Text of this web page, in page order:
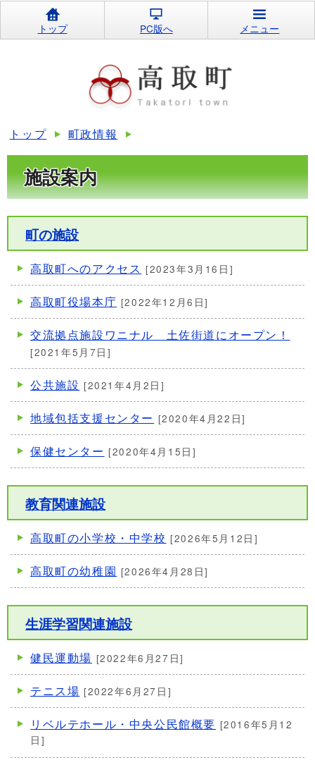
トップ PC版へ メニュー
トップ 町政情報
施設案内
町の施設
高取町へのアクセス [2023年3月16日]
高取町役場本庁 [2022年12月6日]
交流拠点施設ワニナル 土佐街道にオープン！
[2021年5月7日]
公共施設 [2021年4月2日]
地域包括支援センター [2020年4月22日]
保健センター [2020年4月15日]
教育関連施設
高取町の小学校・中学校 [2026年5月12日]
高取町の幼稚園 [2026年4月28日]
生涯学習関連施設
健民運動場 [2022年6月27日]
テニス場 [2022年6月27日]
リベルテホール・中央公民館概要 [2016年5月12
日]